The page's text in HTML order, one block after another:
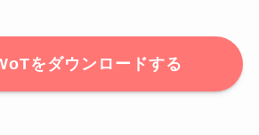
をダウンロードする